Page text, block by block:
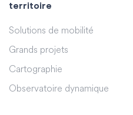
territoire
Solutions de mobilité
Grands projets
Cartographie
Observatoire dynamique